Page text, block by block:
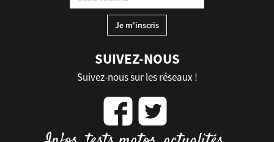
SUIVEZ-NOUS
Suivez-nous sur les réseaux !